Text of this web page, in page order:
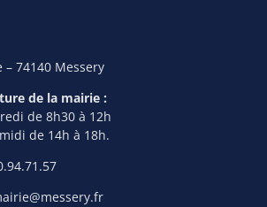
74140 Messery
de la mairie :
de 8h30 à 12h
de 14h à 18h.